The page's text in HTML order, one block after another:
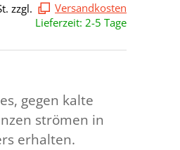
zzgl.
Versandkosten
Lieferzeit: 2-5 Tage
gegen kalte
strömen in
erhalten.